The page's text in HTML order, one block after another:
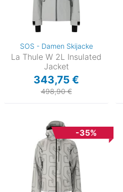
SOS - Damen Skijacke
La Thule W 2L Insulated
Jacket
343,75 €
498,90 €
-35%